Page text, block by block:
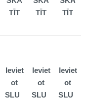
TĪT
TĪT
TĪT
Ieviet
ot
SLU
Ieviet
ot
SLU
Ieviet
ot
SLU